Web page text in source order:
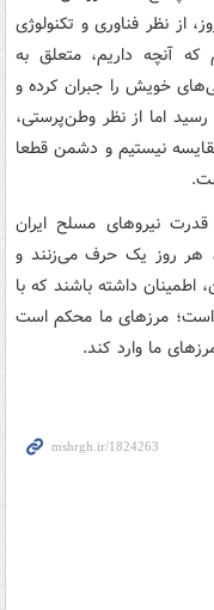
از نظر فناوری و تکنولوژی
آنچه داریم، متعلق به
خویش را جبران کرده و
رسید اما از نظر وطن‌پرستی،
نیستیم و دشمن قطعا
قدرت نیروهای مسلح ایران
هر روز یک حرف می‌زنند و
اطمینان داشته باشند که با
است؛ مرزهای ما محکم است
ما وارد کند.